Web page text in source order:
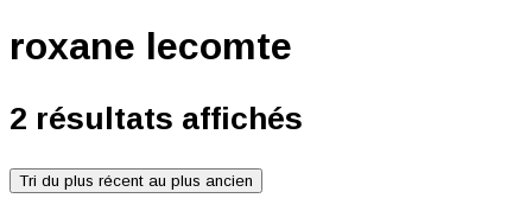
roxane lecomte
2 résultats affichés
Tri du plus récent au plus ancien